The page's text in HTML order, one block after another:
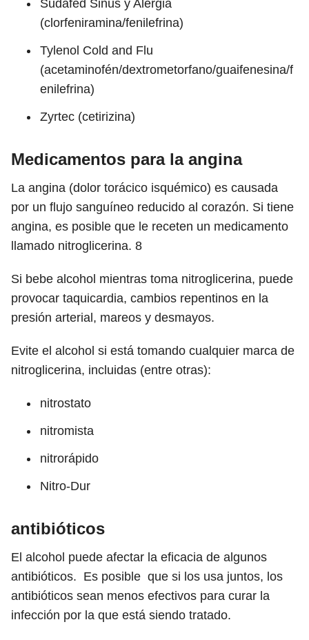
Sudafed Sinus y Alergia
(clorfeniramina/fenilefrina)
Tylenol Cold and Flu
(acetaminofén/dextrometorfano/guaifenesina/f
enilefrina)
Zyrtec (cetirizina)
Medicamentos para la angina
La angina (dolor torácico isquémico) es causada
por un flujo sanguíneo reducido al corazón. Si tiene
angina, es posible que le receten un medicamento
llamado nitroglicerina. 8
Si bebe alcohol mientras toma nitroglicerina, puede
provocar taquicardia, cambios repentinos en la
presión arterial, mareos y desmayos.
Evite el alcohol si está tomando cualquier marca de
nitroglicerina, incluidas (entre otras):
nitrostato
nitromista
nitrorápido
Nitro-Dur
antibióticos
El alcohol puede afectar la eficacia de algunos
antibióticos. Es posible que si los usa juntos, los
antibióticos sean menos efectivos para curar la
infección por la que está siendo tratado.